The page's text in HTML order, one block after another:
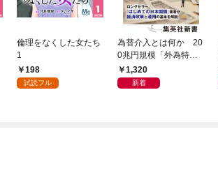
倫理をなくした女たち
1
198
試読フル
為替介入とは何か 20
0兆円規模「外為特
会」が生まれた謎
1,320
新着